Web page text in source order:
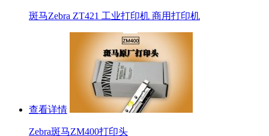
斑马Zebra ZT421 工业打印机 商用打印机
查看详情
Zebra斑马ZM400打印头